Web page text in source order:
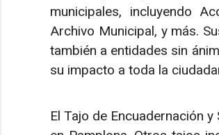
municipales, incluyendo
Archivo Municipal, y más.
también a entidades sin
su impacto a toda la
El Tajo de Encuadernación